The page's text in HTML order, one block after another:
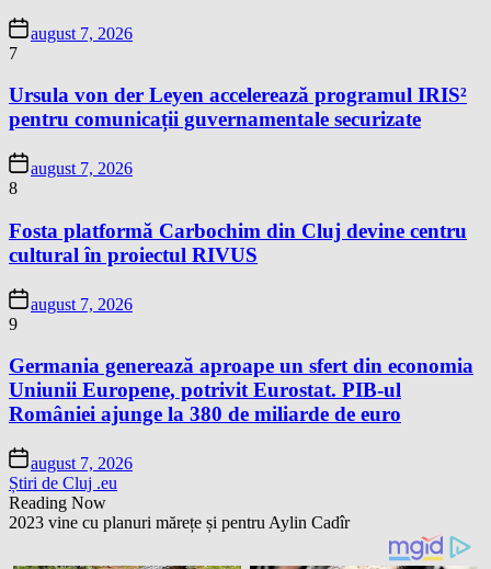
august 7, 2026
7
Ursula von der Leyen accelerează programul IRIS²
pentru comunicații guvernamentale securizate
august 7, 2026
8
Fosta platformă Carbochim din Cluj devine centru
cultural în proiectul RIVUS
august 7, 2026
9
Germania generează aproape un sfert din economia
Uniunii Europene, potrivit Eurostat. PIB-ul
României ajunge la 380 de miliarde de euro
august 7, 2026
Știri de Cluj .eu
Reading Now
2023 vine cu planuri mărețe și pentru Aylin Cadîr